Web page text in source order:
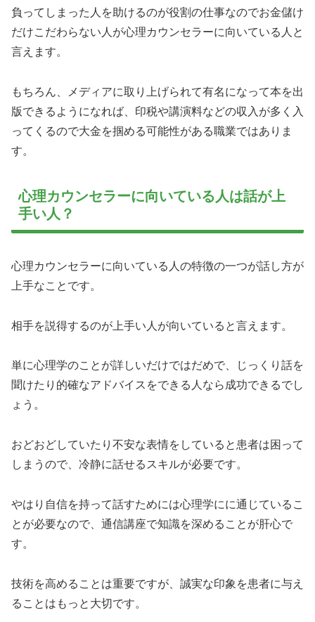
負ってしまった人を助けるのが役割の仕事なのでお金儲け
だけこだわらない人が心理カウンセラーに向いている人と
言えます。
もちろん、メディアに取り上げられて有名になって本を出
版できるようになれば、印税や講演料などの収入が多く入
ってくるので大金を掴める可能性がある職業ではありま
す。
心理カウンセラーに向いている人は話が上
手い人？
心理カウンセラーに向いている人の特徴の一つが話し方が
上手なことです。
相手を説得するのが上手い人が向いていると言えます。
単に心理学のことが詳しいだけではだめで、じっくり話を
聞けたり的確なアドバイスをできる人なら成功できるでし
ょう。
おどおどしていたり不安な表情をしていると患者は困って
しまうので、冷静に話せるスキルが必要です。
やはり自信を持って話すためには心理学にに通じているこ
とが必要なので、通信講座で知識を深めることが肝心で
す。
技術を高めることは重要ですが、誠実な印象を患者に与え
ることはもっと大切です。